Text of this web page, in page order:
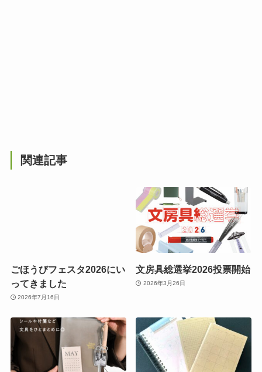
関連記事
ごほうびフェスタ2026にい
ってきました
2026年7月16日
文房具総選挙2026投票開始
2026年3月26日